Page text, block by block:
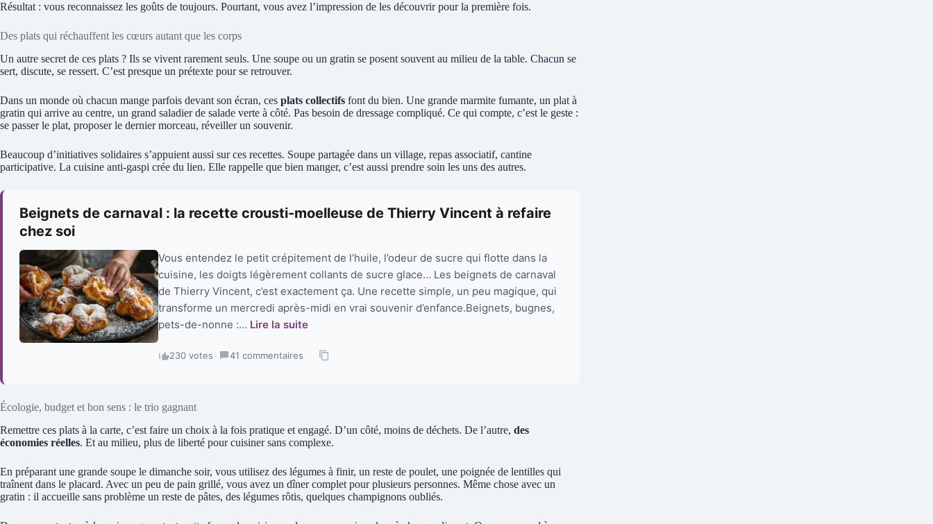
Résultat : vous reconnaissez les goûts de toujours. Pourtant, vous avez l’impression de les découvrir pour la première fois.
Des plats qui réchauffent les cœurs autant que les corps
Un autre secret de ces plats ? Ils se vivent rarement seuls. Une soupe ou un gratin se posent souvent au milieu de la table. Chacun se
sert, discute, se ressert. C’est presque un prétexte pour se retrouver.
Dans un monde où chacun mange parfois devant son écran, ces plats collectifs font du bien. Une grande marmite fumante, un plat à
gratin qui arrive au centre, un grand saladier de salade verte à côté. Pas besoin de dressage compliqué. Ce qui compte, c’est le geste :
se passer le plat, proposer le dernier morceau, réveiller un souvenir.
Beaucoup d’initiatives solidaires s’appuient aussi sur ces recettes. Soupe partagée dans un village, repas associatif, cantine
participative. La cuisine anti-gaspi crée du lien. Elle rappelle que bien manger, c’est aussi prendre soin les uns des autres.
Beignets de carnaval : la recette crousti-moelleuse de Thierry Vincent à refaire
chez soi
Vous entendez le petit crépitement de l’huile, l’odeur de sucre qui flotte dans la
cuisine, les doigts légèrement collants de sucre glace… Les beignets de carnaval
de Thierry Vincent, c’est exactement ça. Une recette simple, un peu magique, qui
transforme un mercredi après-midi en vrai souvenir d’enfance.Beignets, bugnes,
pets-de-nonne :... Lire la suite
230 votes · 41 commentaires ·
Écologie, budget et bon sens : le trio gagnant
Remettre ces plats à la carte, c’est faire un choix à la fois pratique et engagé. D’un côté, moins de déchets. De l’autre, des
économies réelles. Et au milieu, plus de liberté pour cuisiner sans complexe.
En préparant une grande soupe le dimanche soir, vous utilisez des légumes à finir, un reste de poulet, une poignée de lentilles qui
traînent dans le placard. Avec un peu de pain grillé, vous avez un dîner complet pour plusieurs personnes. Même chose avec un
gratin : il accueille sans problème un reste de pâtes, des légumes rôtis, quelques champignons oubliés.